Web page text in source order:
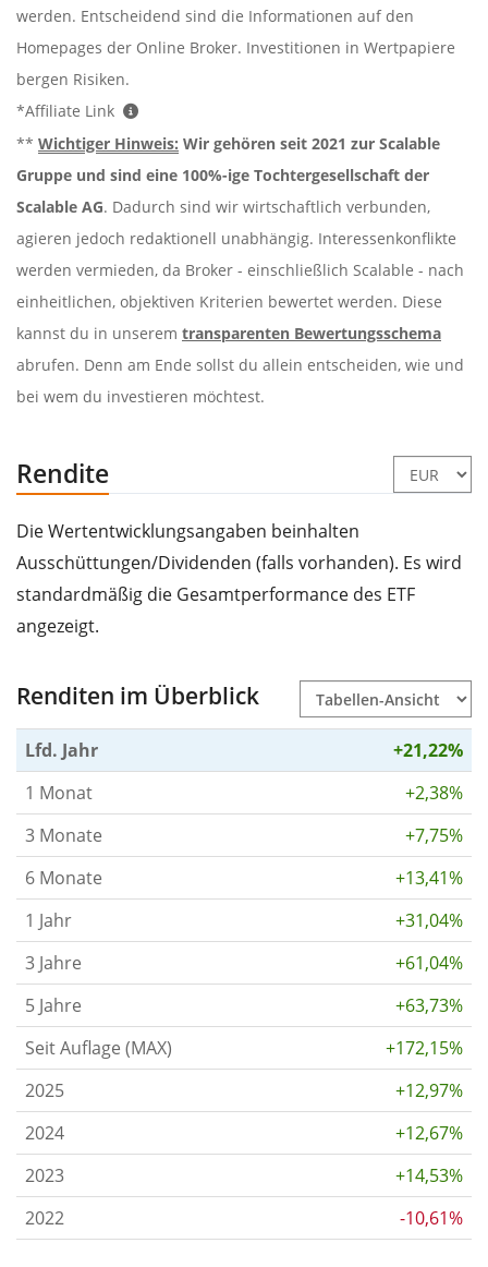
werden. Entscheidend sind die Informationen auf den
Homepages der Online Broker. Investitionen in Wertpapiere
bergen Risiken.
*Affiliate Link
** Wichtiger Hinweis: Wir gehören seit 2021 zur Scalable
Gruppe und sind eine 100%-ige Tochtergesellschaft der
Scalable AG. Dadurch sind wir wirtschaftlich verbunden,
agieren jedoch redaktionell unabhängig. Interessenkonflikte
werden vermieden, da Broker - einschließlich Scalable - nach
einheitlichen, objektiven Kriterien bewertet werden. Diese
kannst du in unserem transparenten Bewertungsschema
abrufen. Denn am Ende sollst du allein entscheiden, wie und
bei wem du investieren möchtest.
Rendite
Die Wertentwicklungsangaben beinhalten
Ausschüttungen/Dividenden (falls vorhanden). Es wird
standardmäßig die Gesamtperformance des ETF
angezeigt.
Renditen im Überblick
Lfd. Jahr
+21,22%
1 Monat
+2,38%
3 Monate
+7,75%
6 Monate
+13,41%
1 Jahr
+31,04%
3 Jahre
+61,04%
5 Jahre
+63,73%
Seit Auflage (MAX)
+172,15%
2025
+12,97%
2024
+12,67%
2023
+14,53%
2022
-10,61%